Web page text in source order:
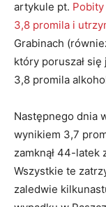
artykule pt.
3,8 promila i
Grabinach
który poruszał
3,8 promila
Następnego dnia
wynikiem 3,7
zamknął 44-latek
Wszystkie te
zaledwie